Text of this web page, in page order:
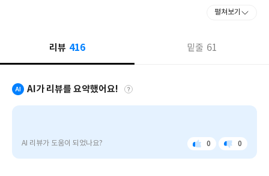
럼 꾸며놓고 초음파 기기와 각종 의료 장비들을 동원해 얻은 데이터
는 세계적 전문가들의 노하우를 결합했다. 이 책은 그 실험의 집대성
의 자기실험과 수백 명의 검증을 거친 현장 보고서다.
팟캐스트 《팀 페리스 쇼》는 2026년 현재까지 누적 15억 회 이상
다운로드를 기록하며 애플 팟캐스트 비즈니스 분야 부동의 1위를
문학적인 성공을 바탕으로, 최근에는 정신 건강 및 뇌 과학 연구(사
이키델릭)에 수천만 달러를 기부하며 인류의 정신적 치유와 지혜의
확산에 집중하고 있다.
폭발적인 아이디어, 디테일한 목표, 강력한 실천으로
2017년 출간 즉시 아마존과 [뉴욕 타임스] 베스트셀러 차트 1위를
동시에 석권하며, 국내 독자들에게도 큰 사랑을 받은 《타이탄의 도
터 전 세계 독자들의 뜨거운 지지와 관심을 받았던 이 책에는 알랭
드 보통, 세스 고딘, 말콤 글래드웰, 파울로 코엘료, 피터 틸, 에드 캣
펼쳐보기
리뷰 416 밑줄 61
AI가 리뷰를 요약했어요!
탄
AI 리뷰가 도움이 되었나요?
좋
아
0
아
쉬
0